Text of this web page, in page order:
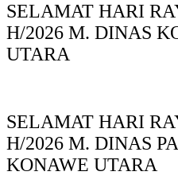
SELAMAT HARI
H/2026 M. DINAS
UTARA
SELAMAT HARI
H/2026 M. DINAS
KONAWE UTARA